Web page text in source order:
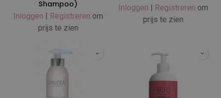
Shampoo)
Inloggen | Registreren om
prijs te zien
Inloggen | Registreren om
prijs te zien